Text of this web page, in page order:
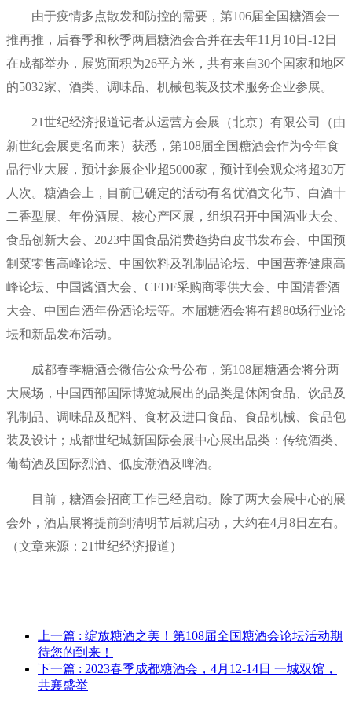
由于疫情多点散发和防控的需要，第106届全国糖酒会一
推再推，后春季和秋季两届糖酒会合并在去年11月10日-12日
在成都举办，展览面积为26平方米，共有来自30个国家和地区
的5032家、酒类、调味品、机械包装及技术服务企业参展。
21世纪经济报道记者从运营方会展（北京）有限公司（由
新世纪会展更名而来）获悉，第108届全国糖酒会作为今年食
品行业大展，预计参展企业超5000家，预计到会观众将超30万
人次。糖酒会上，目前已确定的活动有名优酒文化节、白酒十
二香型展、年份酒展、核心产区展，组织召开中国酒业大会、
食品创新大会、2023中国食品消费趋势白皮书发布会、中国预
制菜零售高峰论坛、中国饮料及乳制品论坛、中国营养健康高
峰论坛、中国酱酒大会、CFDF采购商零供大会、中国清香酒
大会、中国白酒年份酒论坛等。本届糖酒会将有超80场行业论
坛和新品发布活动。
成都春季糖酒会微信公众号公布，第108届糖酒会将分两
大展场，中国西部国际博览城展出的品类是休闲食品、饮品及
乳制品、调味品及配料、食材及进口食品、食品机械、食品包
装及设计；成都世纪城新国际会展中心展出品类：传统酒类、
葡萄酒及国际烈酒、低度潮酒及啤酒。
目前，糖酒会招商工作已经启动。除了两大会展中心的展
会外，酒店展将提前到清明节后就启动，大约在4月8日左右。
（文章来源：21世纪经济报道）
上一篇 : 绽放糖酒之美！第108届全国糖酒会论坛活动期
待您的到来！
下一篇 : 2023春季成都糖酒会，4月12-14日 一城双馆，
共襄盛举